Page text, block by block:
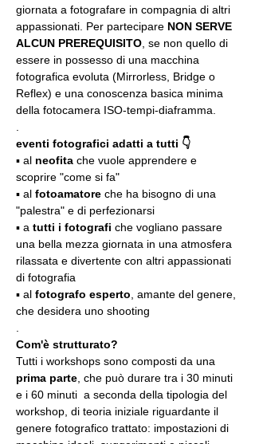
giornata a fotografare in compagnia di altri
appassionati. Per partecipare NON SERVE
ALCUN PREREQUISITO , se non quello di
essere in possesso di una macchina
fotografica evoluta (Mirrorless, Bridge o
Reflex) e una conoscenza basica minima
della fotocamera ISO-tempi-diaframma.
eventi fotografici adatti a tutti 👇
▪️ al neofita che vuole apprendere e
scoprire "come si fa"
▪️ al fotoamatore che ha bisogno di una
"palestra" e di perfezionarsi
▪️ a tutti i fotografi che vogliano passare
una bella mezza giornata in una atmosfera
rilassata e divertente con altri appassionati
di fotografia
▪️ al fotografo esperto , amante del genere,
che desidera uno shooting
Com'è strutturato?
Tutti i workshops sono composti da una
prima parte , che può durare tra i 30 minuti
e i 60 minuti  a seconda della tipologia del
workshop, di teoria iniziale riguardante il
genere fotografico trattato: impostazioni di